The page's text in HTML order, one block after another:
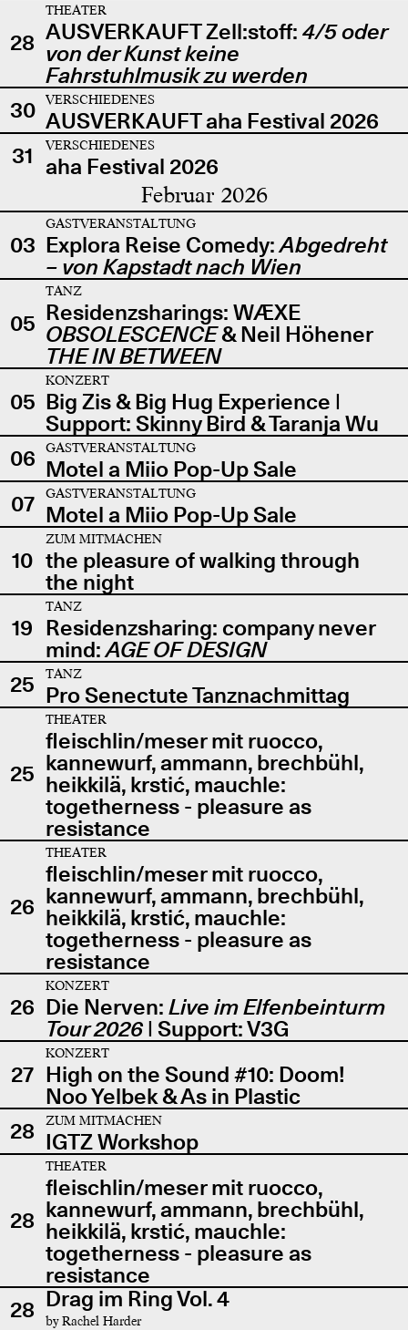
28
THEATER
AUSVERKAUFT Zell:stoff: 4/5 oder
von der Kunst keine
Fahrstuhlmusik zu werden
30
VERSCHIEDENES
AUSVERKAUFT aha Festival 2026
31
VERSCHIEDENES
aha Festival 2026
Februar 2026
03
GASTVERANSTALTUNG
Explora Reise Comedy:Abgedreht
– von Kapstadt nach Wien
05
TANZ
Residenzsharings: WÆXE
OBSOLESCENCE& Neil Höhener
THE IN BETWEEN
05
KONZERT
Big Zis & Big Hug Experience |
Support: Skinny Bird & Taranja Wu
06
GASTVERANSTALTUNG
Motel a Miio Pop-Up Sale
07
GASTVERANSTALTUNG
Motel a Miio Pop-Up Sale
10
ZUM MITMACHEN
the pleasure of walking through
the night
19
TANZ
Residenzsharing: company never
mind:AGE OF DESIGN
25
TANZ
Pro Senectute Tanznachmittag
25
THEATER
fleischlin/meser mit ruocco,
kannewurf, ammann, brechbühl,
heikkilä, krstić, mauchle:
togetherness - pleasure as
resistance
26
THEATER
fleischlin/meser mit ruocco,
kannewurf, ammann, brechbühl,
heikkilä, krstić, mauchle:
togetherness - pleasure as
resistance
26
KONZERT
Die Nerven: Live im Elfenbeinturm
Tour 2026| Support: V3G
27
KONZERT
High on the Sound #10: Doom!
Noo Yelbek & As in Plastic
28
ZUM MITMACHEN
IGTZ Workshop
28
THEATER
fleischlin/meser mit ruocco,
kannewurf, ammann, brechbühl,
heikkilä, krstić, mauchle:
togetherness - pleasure as
resistance
28 Drag im Ring Vol. 4
by Rachel Harder